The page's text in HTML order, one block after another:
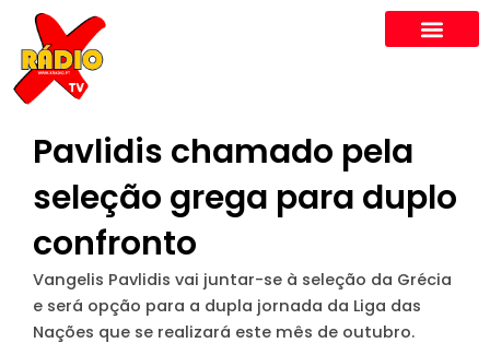
content
Pavlidis chamado pela
seleção grega para duplo
confronto
Vangelis Pavlidis vai juntar-se à seleção da Grécia
e será opção para a dupla jornada da Liga das
Nações que se realizará este mês de outubro.